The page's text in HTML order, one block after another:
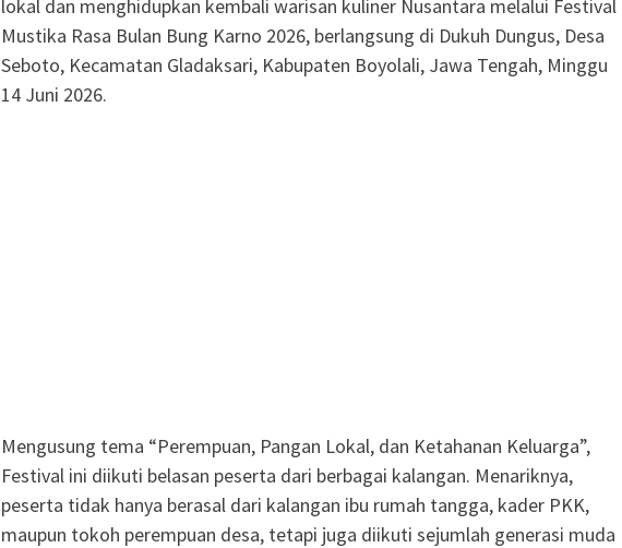
lokal dan menghidupkan kembali warisan kuliner Nusantara melalui Festival
Mustika Rasa Bulan Bung Karno 2026, berlangsung di Dukuh Dungus, Desa
Seboto, Kecamatan Gladaksari, Kabupaten Boyolali, Jawa Tengah, Minggu
14 Juni 2026.
Mengusung tema “Perempuan, Pangan Lokal, dan Ketahanan Keluarga”,
Festival ini diikuti belasan peserta dari berbagai kalangan. Menariknya,
peserta tidak hanya berasal dari kalangan ibu rumah tangga, kader PKK,
maupun tokoh perempuan desa, tetapi juga diikuti sejumlah generasi muda